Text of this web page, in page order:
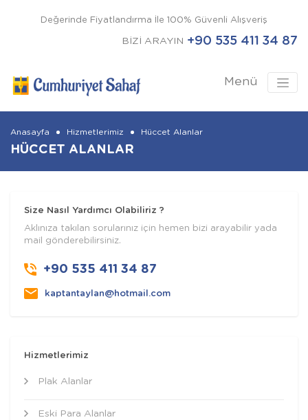
Değerinde Fiyatlandırma İle 100% Güvenli Alışveriş
BİZİ ARAYIN +90 535 411 34 87
Menü
Anasayfa Hizmetlerimiz Hüccet Alanlar
HÜCCET ALANLAR
Size Nasıl Yardımcı Olabiliriz ?
Aklınıza takılan sorularınız için hemen bizi arayabilir yada
mail gönderebilirsiniz.
+90 535 411 34 87
kaptantaylan@hotmail.com
Hizmetlerimiz
Plak Alanlar
Eski Para Alanlar